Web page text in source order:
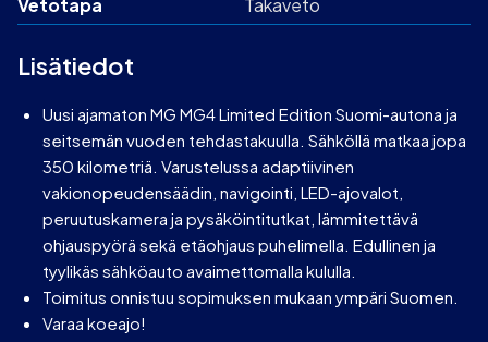
Vetotapa
Takaveto
Lisätiedot
Uusi ajamaton MG MG4 Limited Edition Suomi-autona ja
seitsemän vuoden tehdastakuulla. Sähköllä matkaa jopa
350 kilometriä. Varustelussa adaptiivinen
vakionopeudensäädin, navigointi, LED-ajovalot,
peruutuskamera ja pysäköintitutkat, lämmitettävä
ohjauspyörä sekä etäohjaus puhelimella. Edullinen ja
tyylikäs sähköauto avaimettomalla kululla.
Toimitus onnistuu sopimuksen mukaan ympäri Suomen.
Varaa koeajo!